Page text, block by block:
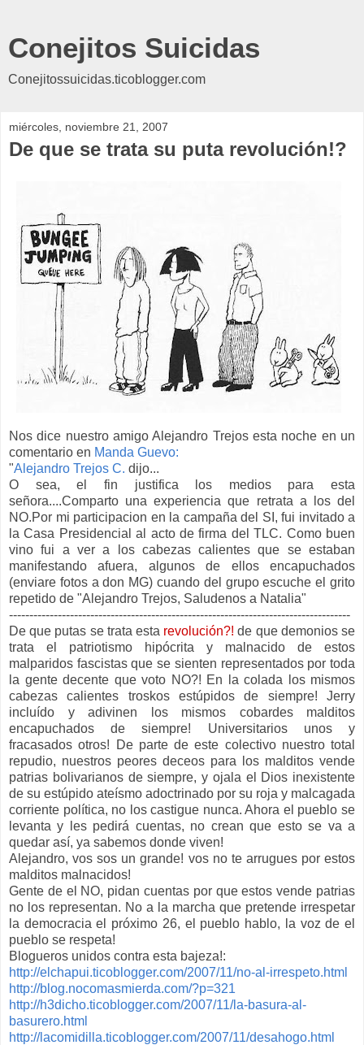
Conejitos Suicidas
Conejitossuicidas.ticoblogger.com
miércoles, noviembre 21, 2007
De que se trata su puta revolución!?
Nos dice nuestro amigo Alejandro Trejos esta noche en un
comentario en Manda Guevo:
"Alejandro Trejos C. dijo...
O sea, el fin justifica los medios para esta
señora....Comparto una experiencia que retrata a los del
NO.Por mi participacion en la campaña del SI, fui invitado a
la Casa Presidencial al acto de firma del TLC. Como buen
vino fui a ver a los cabezas calientes que se estaban
manifestando afuera, algunos de ellos encapuchados
(enviare fotos a don MG) cuando del grupo escuche el grito
repetido de "Alejandro Trejos, Saludenos a Natalia"
------------------------------------------------------------------------------------
De que putas se trata esta revolución?! de que demonios se
trata el patriotismo hipócrita y malnacido de estos
malparidos fascistas que se sienten representados por toda
la gente decente que voto NO?! En la colada los mismos
cabezas calientes troskos estúpidos de siempre! Jerry
incluído y adivinen los mismos cobardes malditos
encapuchados de siempre! Universitarios unos y
fracasados otros! De parte de este colectivo nuestro total
repudio, nuestros peores deceos para los malditos vende
patrias bolivarianos de siempre, y ojala el Dios inexistente
de su estúpido ateísmo adoctrinado por su roja y malcagada
corriente política, no los castigue nunca. Ahora el pueblo se
levanta y les pedirá cuentas, no crean que esto se va a
quedar así, ya sabemos donde viven!
Alejandro, vos sos un grande! vos no te arrugues por estos
malditos malnacidos!
Gente de el NO, pidan cuentas por que estos vende patrias
no los representan. No a la marcha que pretende irrespetar
la democracia el próximo 26, el pueblo hablo, la voz de el
pueblo se respeta!
Blogueros unidos contra esta bajeza!:
http://elchapui.ticoblogger.com/2007/11/no-al-irrespeto.html
http://blog.nocomasmierda.com/?p=321
http://h3dicho.ticoblogger.com/2007/11/la-basura-al-
basurero.html
http://lacomidilla.ticoblogger.com/2007/11/desahogo.html